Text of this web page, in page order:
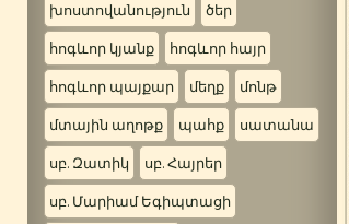
խոստովանություն ծեր
հոգևոր կյանք հոգևոր հայր
հոգևոր պայքար մեղք մոնթ
մտային աղոթք պահք սատանա
սբ. Զատիկ սբ. Հայրեր
սբ. Մարիամ Եգիպտացի